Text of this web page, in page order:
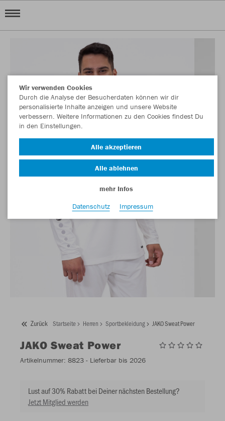
Zurück Startseite Herren Sportbekleidung JAKO Sweat Power
JAKO Sweat Power
Artikelnummer: 8823 - Lieferbar bis 2026
Lust auf 30% Rabatt bei Deiner nächsten Bestellung?
Jetzt Mitglied werden
Wir verwenden Cookies
Durch die Analyse der Besucherdaten können wir dir
personalisierte Inhalte anzeigen und unsere Website
verbessern. Weitere Informationen zu den Cookies findest Du
in den Einstellungen.
Alle akzeptieren
Alle ablehnen
mehr Infos
Datenschutz
Impressum